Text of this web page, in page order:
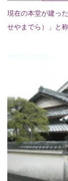
現在の本堂が建っ
せやまでら）」と